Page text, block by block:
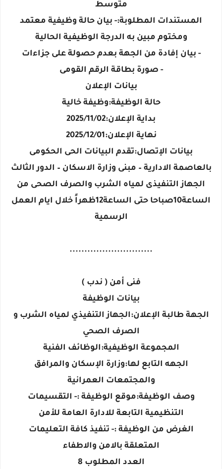
متوسط
المستندات المطلوبة:- بيان حالة وظيفية معتمد
ومختوم مبين به الدرجة الوظيفية الحالية
- بيان إفادة من الجهة بعدم حصولة على جزاءات
- صورة بطاقة الرقم القومى
بيانات الإعلان
حالة الوظيفة:وظيفة خالية
بداية الإعلان:2025/11/02
نهاية الإعلان:2025/12/01
بيانات الإتصال:تقدم البيانات الحى الحكومى
بالعاصمة الادارية – مبنى وزارة الاسكان – الدور الثالث
الجهاز التنفيذى لمياه الشرب والصرف الصحى من
الساعة10صباحا حتى الساعة12ظهراً خلال ايام العمل
الرسمية
............................
فنى أمن ( ندب )
بيانات الوظيفة
الجهة طالبة الإعلان:الجهاز التنفيذي لمياه الشرب و
الصرف الصحي
المجموعة الوظيفية:الوظائف الفنية
الجهه التابع لها:وزارة الإسكان والمرافق
والمجتمعات العمرانية
وصف الوظيفة:موقع الوظيفة :- التقسيمات
التنظيمية التابعة للادارة العامة للأمن
الغرض من الوظيفة :- تنفيذ كافة التعليمات
المتعلقة بالامن والاطفاء
العدد المطلوب 8